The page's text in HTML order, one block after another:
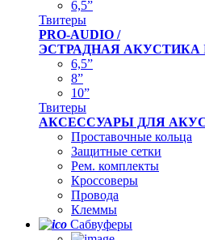
6,5”
Твитеры
PRO-AUDIO /
ЭСТРАДНАЯ АКУСТИКА
6,5”
8”
10”
Твитеры
АКСЕССУАРЫ ДЛЯ
Проставочные кольца
Защитные сетки
Рем. комплекты
Кроссоверы
Провода
Клеммы
Сабвуферы